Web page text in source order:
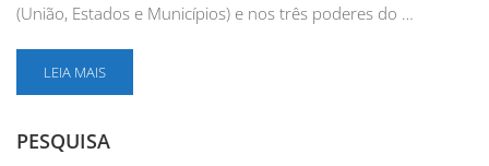
(União, Estados e Municípios) e nos três poderes do …
LEIA MAIS
PESQUISA